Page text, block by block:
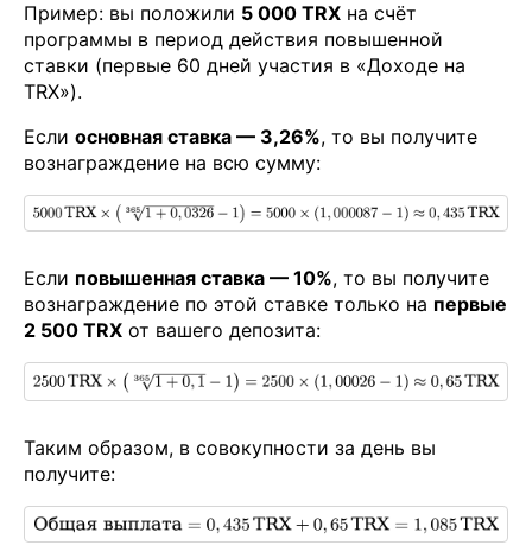
Пример: вы положили 5 000 TRX на счёт
программы в период действия повышенной
ставки (первые 60 дней участия в «Доходе на
TRX»).
Если основная ставка — 3,26%, то вы получите
вознаграждение на всю сумму:
Если повышенная ставка — 10%, то вы получите
вознаграждение по этой ставке только на первые
2 500 TRX от вашего депозита:
Таким образом, в совокупности за день вы
получите: